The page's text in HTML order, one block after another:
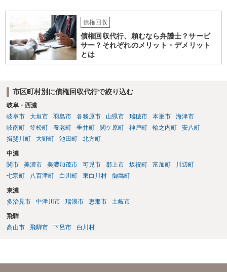
債権回収
債権回収代行、頼むなら弁護士？サービ
サー？それぞれのメリット・デメリット
とは
市区町村別に債権回収代行で絞り込む
岐阜・西濃
岐阜市
大垣市 羽島市 各務原市 山県市 瑞穂市 本巣市
海津市
岐南町
笠松町 養老町 垂井町 関ケ原町 神戸町 輪之内町
安八町
揖斐川町
大野町 池田町 北方町
中濃
関市
美濃市 美濃加茂市 可児市 郡上市 坂祝町 富加町
川辺町
七宗町
八百津町 白川町 東白川村 御嵩町
東濃
多治見市
中津川市 瑞浪市 恵那市 土岐市
飛騨
高山市
飛騨市 下呂市 白川村